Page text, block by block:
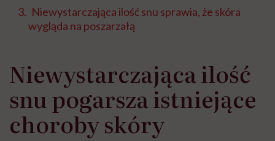
Niewystarczająca ilość snu sprawia, że skóra
wygląda na poszarzałą
Niewystarczająca ilość
snu pogarsza istniejące
choroby skóry